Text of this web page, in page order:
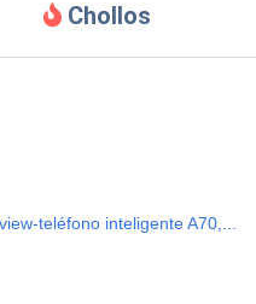
Chollos
teléfono inteligente A70,...